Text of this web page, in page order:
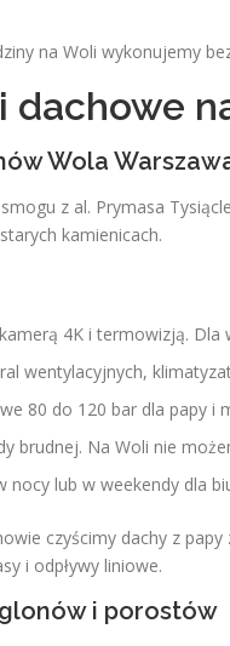
na Woli wykonujemy
dachowe
Wola
z al. Prymasa
kamienicach.
4K i termowizją.
wentylacyjnych,
80 do 120 bar dla papy i
brudnej. Na Woli nie
nocy lub w weekendy dla
czyścimy dachy z
i odpływy liniowe.
i porostów